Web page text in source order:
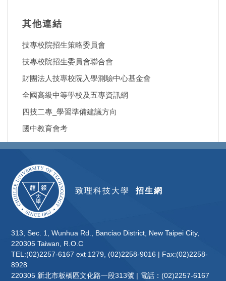
其他連結
技專校院招生策略委員會
技專校院招生委員會聯合會
財團法人技專校院入學測驗中心基金會
全國高級中等學校及五專資訊網
四技二專_學習準備建議方向
國中教育會考
致理科技大學招生網
313, Sec. 1, Wunhua Rd., Banciao District, New Taipei City,
220305 Taiwan, R.O.C
TEL:(02)2257-6167 ext 1279, (02)2258-9016 | Fax:(02)2258-
8928
220305 新北市板橋區文化路一段313號 | 電話：(02)2257-6167